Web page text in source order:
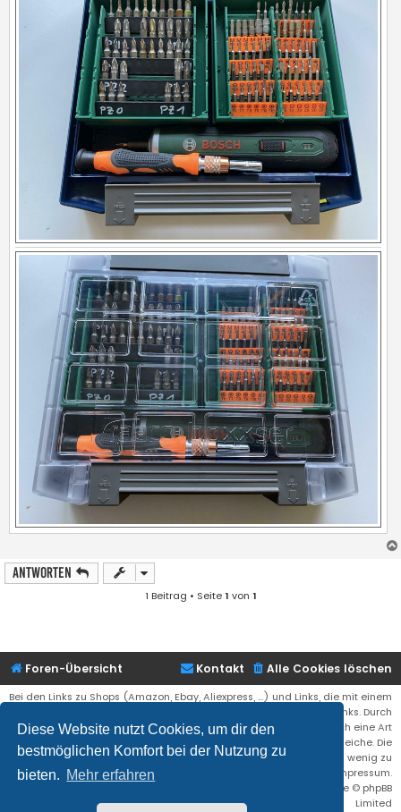
Diese Website nutzt Cookies, um dir den
bestmöglichen Komfort bei der Nutzung zu
bieten. Mehr erfahren
Antworten
1 Beitrag • Seite1 von 1
Foren-Übersicht Alle Cookies löschen
Kontakt
Bei den Links zu Shops (Amazon, Ebay, Aliexpress, ...) und Links, die mit einem
Stern (*) markiert sind, kann es sich um sogenannte Affiliate Links. Durch
den Kauf eines Produktes über einen Affiliate Link erhälte ich eine Art
Umsatzbeteiligung gutgeschrieben. Für euch bleibt der Preis der gleiche. Die
Einnahmen helfen die Hostgebühren für diese Webseite ein wenig zu
reduzieren. Siehe auch das Impressum.
® Forum Software © phpBB
Limited